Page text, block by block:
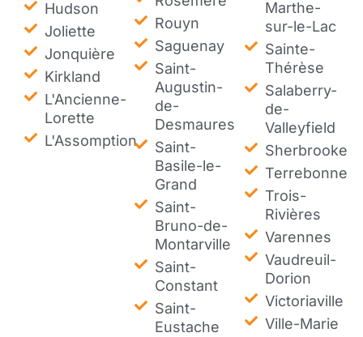
Hudson
Joliette
Jonquière
Kirkland
L'Ancienne-
Lorette
L'Assomption
Rouyn
Saguenay
Saint-
Augustin-
de-
Desmaures
Saint-
Basile-le-
Grand
Saint-
Bruno-de-
Montarville
Saint-
Constant
Saint-
Eustache
Marthe-
sur-le-Lac
Sainte-
Thérèse
Salaberry-
de-
Valleyfield
Sherbrooke
Terrebonne
Trois-
Rivières
Varennes
Vaudreuil-
Dorion
Victoriaville
Ville-Marie